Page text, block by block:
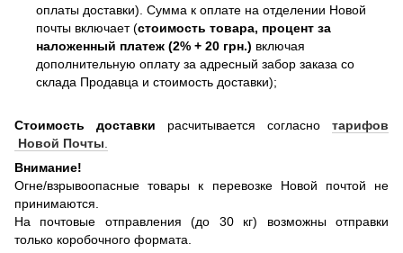
оплаты доставки). Сумма к оплате на отделении Новой
почты включает (стоимость товара, процент за
наложенный платеж (2% + 20 грн.) включая
дополнительную оплату за адресный забор заказа со
склада Продавца и стоимость доставки);
Стоимость доставки расчитывается согласно тарифов
Новой Почты.
Внимание!
Огне/взрывоопасные товары к перевозке Новой почтой не
принимаются.
На почтовые отправления (до 30 кг) возможны отправки
только коробочного формата.